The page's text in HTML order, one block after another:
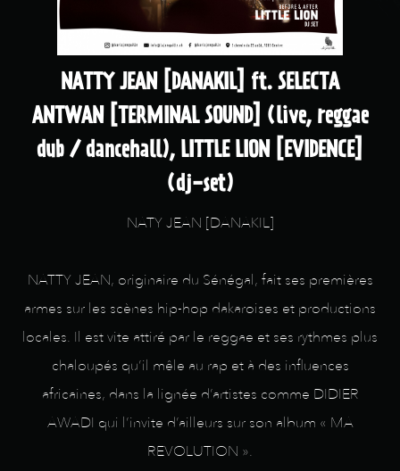
NATTY JEAN [DANAKIL] ft. SELECTA
ANTWAN [TERMINAL SOUND] (live, reggae
dub / dancehall), LITTLE LION [EVIDENCE]
(dj-set)
NATY JEAN [DANAKIL]
NATTY JEAN, originaire du Sénégal, fait ses premières
armes sur les scènes hip-hop dakaroises et productions
locales. Il est vite attiré par le reggae et ses rythmes plus
chaloupés qu’il mêle au rap et à des influences
africaines, dans la lignée d’artistes comme DIDIER
AWADI qui l’invite d’ailleurs sur son album « MA
REVOLUTION ».